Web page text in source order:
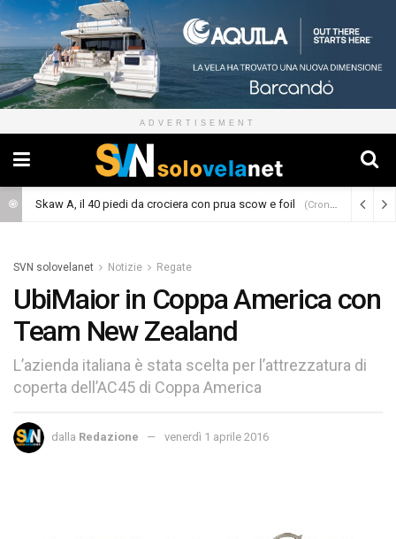
ADVERTISEMENT
Il fondatore di Revolut citato in giudizio per lo yacht Nixie(Cronaca)
SVN solovelanet Notizie Regate
UbiMaior in Coppa America con
Team New Zealand
L’azienda italiana è stata scelta per l’attrezzatura di
coperta dell’AC45 di Coppa America
dalla Redazione venerdì 1 aprile 2016